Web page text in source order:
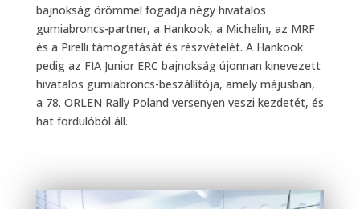
bajnokság örömmel fogadja négy hivatalos
gumiabroncs-partner, a Hankook, a Michelin, az MRF
és a Pirelli támogatását és részvételét. A Hankook
pedig az FIA Junior ERC bajnokság újonnan kinevezett
hivatalos gumiabroncs-beszállítója, amely májusban,
a 78. ORLEN Rally Poland versenyen veszi kezdetét, és
hat fordulóból áll.